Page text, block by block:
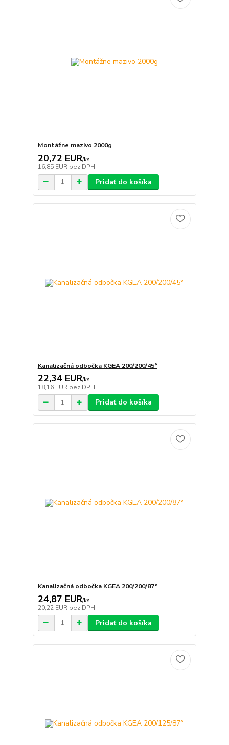
Montážne mazivo 2000g
20,72 EUR/ks
16,85 EUR bez DPH
Pridať do košíka
Kanalizačná odbočka KGEA 200/200/45°
22,34 EUR/ks
18,16 EUR bez DPH
Pridať do košíka
Kanalizačná odbočka KGEA 200/200/87°
24,87 EUR/ks
20,22 EUR bez DPH
Pridať do košíka